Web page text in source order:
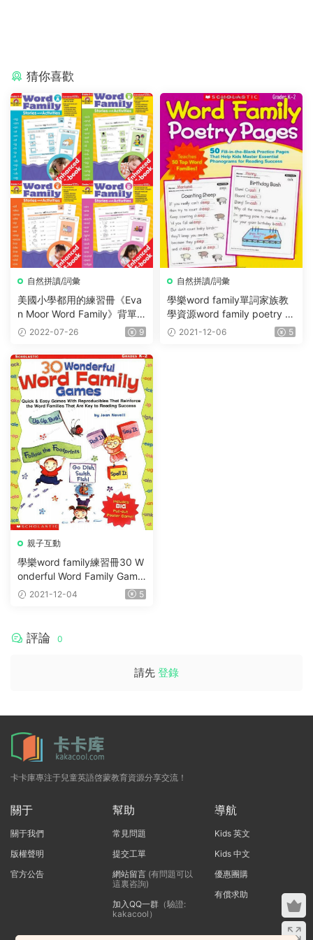
猜你喜歡
自然拼讀/詞彙
美國小學都用的練習冊《Eva
n Moor Word Family》背單
詞 包含500個常用單詞
2022-07-26 9
自然拼讀/詞彙
學樂word family單詞家族教
學資源word family poetry p
ages 高清PDF源文件下載
2021-12-06 5
親子互動
學樂word family練習冊30 W
onderful Word Family Game
s高清PDF
2021-12-04 5
評論 0
請先 登錄
卡卡庫專注于兒童英語啓蒙教育資源分享交流！
關于
關于我們
版權聲明
官方公告
幫助
常見問題
提交工單
網站留言(有問題可以
這裏咨詢)
加入QQ一群（驗證:
kakacool）
導航
Kids 英文
Kids 中文
優惠團購
有償求助